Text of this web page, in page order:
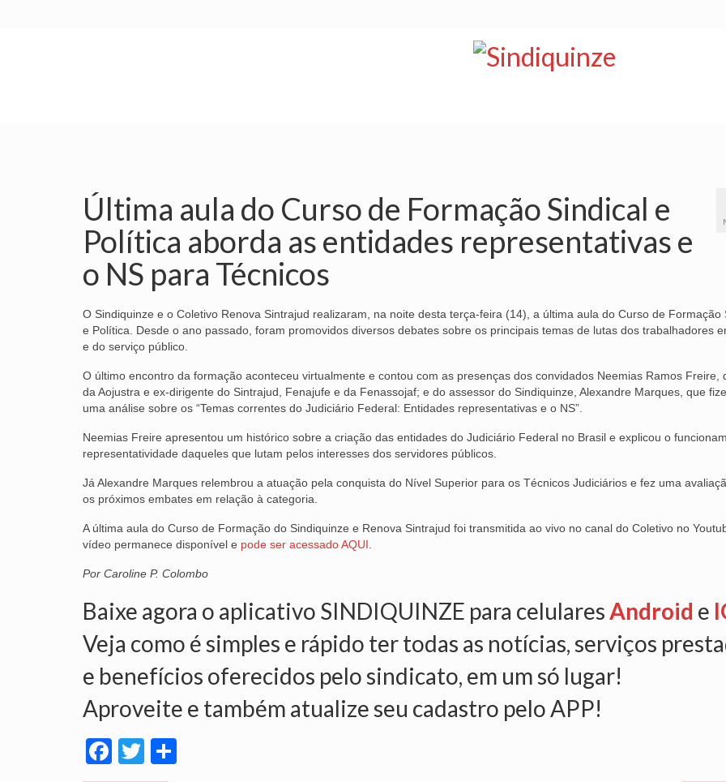
Última aula do Curso de Formação Sindical e
Política aborda as entidades representativas e
o NS para Técnicos
O Sindiquinze e o Coletivo Renova Sintrajud realizaram, na noite desta terça-feira (14), a última aula do Curso de Formação
e Política. Desde o ano passado, foram promovidos diversos debates sobre os principais temas de lutas dos trabalhadores
e do serviço público.
O último encontro da formação aconteceu virtualmente e contou com as presenças dos convidados Neemias Ramos Freire,
da Aojustra e ex-dirigente do Sintrajud, Fenajufe e da Fenassojaf; e do assessor do Sindiquinze, Alexandre Marques, que
uma análise sobre os “Temas correntes do Judiciário Federal: Entidades representativas e o NS”.
Neemias Freire apresentou um histórico sobre a criação das entidades do Judiciário Federal no Brasil e explicou o
representatividade daqueles que lutam pelos interesses dos servidores públicos.
Já Alexandre Marques relembrou a atuação pela conquista do Nível Superior para os Técnicos Judiciários e fez uma
os próximos embates em relação à categoria.
A última aula do Curso de Formação do Sindiquinze e Renova Sintrajud foi transmitida ao vivo no canal do Coletivo no
vídeo permanece disponível e pode ser acessado AQUI
Por Caroline P. Colombo
Baixe agora o aplicativo SINDIQUINZE para celularesAndroid e
Veja como é simples e rápido ter todas as notícias, serviços
e benefícios oferecidos pelo sindicato, em um só lugar!
Aproveite e também atualize seu cadastro pelo APP!
Facebook
Twitter